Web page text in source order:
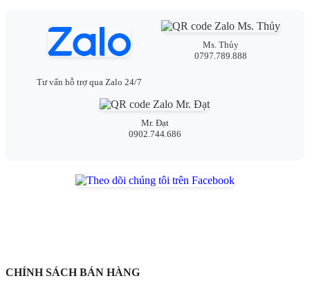
Tư vấn hỗ trợ qua Zalo 24/7
Ms. Thủy
0797.789.888
Mr. Đạt
0902.744.686
CHÍNH SÁCH BÁN HÀNG